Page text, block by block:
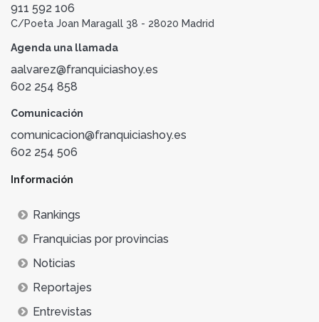
911 592 106
C/Poeta Joan Maragall 38 - 28020 Madrid
Agenda una llamada
aalvarez@franquiciashoy.es
602 254 858
Comunicación
comunicacion@franquiciashoy.es
602 254 506
Información
Rankings
Franquicias por provincias
Noticias
Reportajes
Entrevistas